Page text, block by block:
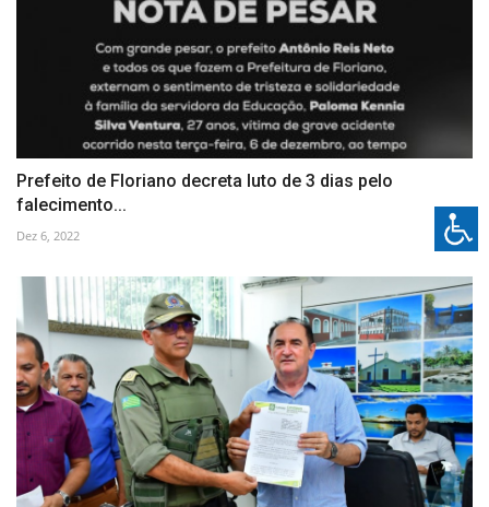
Prefeito de Floriano decreta luto de 3 dias pelo
falecimento...
Dez 6, 2022